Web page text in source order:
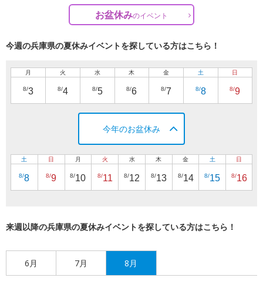
お盆休みのイベント
今週の兵庫県の夏休みイベントを探している方はこちら！
月
8/3
火
8/4
水
8/5
木
8/6
金
8/7
土
8/8
日
8/9
今年のお盆休み
土
8/8
日
8/9
月
8/10
火
8/11
水
8/12
木
8/13
金
8/14
土
8/15
日
8/16
来週以降の兵庫県の夏休みイベントを探している方はこちら！
6月 7月 8月